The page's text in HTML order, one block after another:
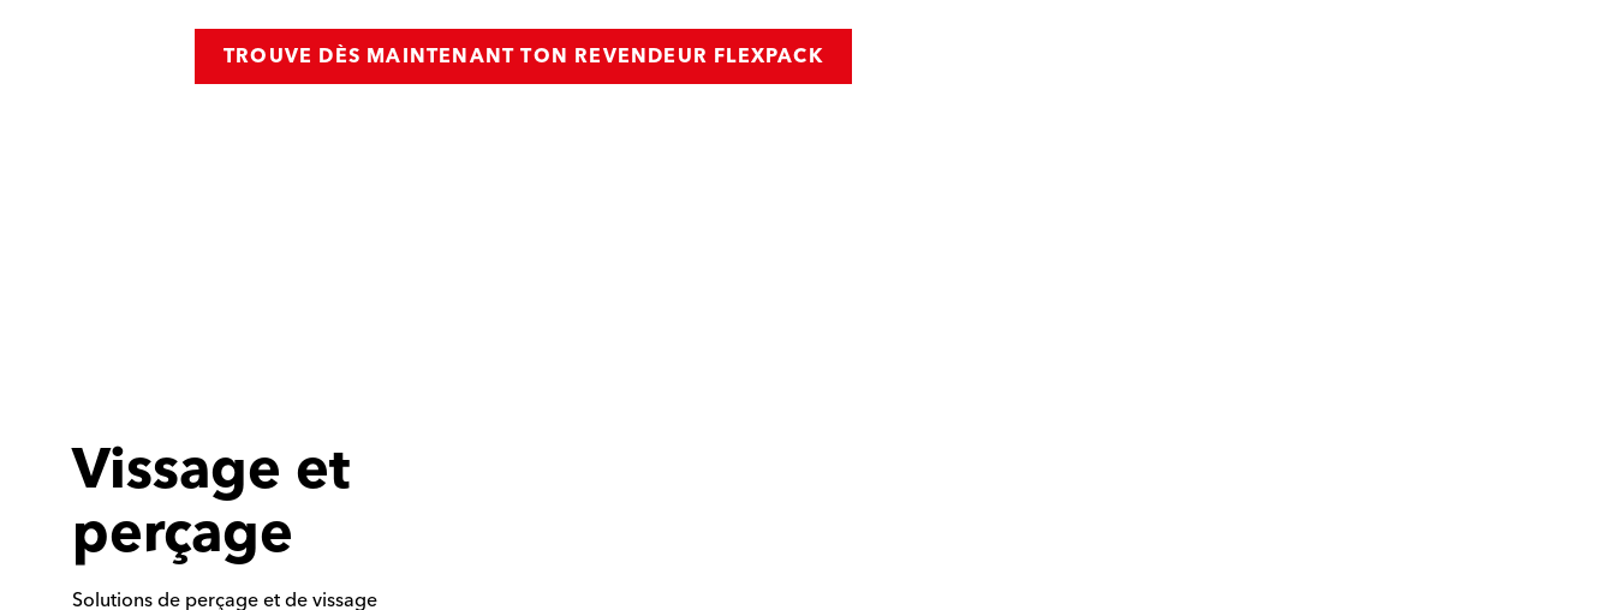
TROUVE DÈS MAINTENANT TON REVENDEUR FLEXPACK
Vissage et
perçage
Solutions de perçage et de vissage